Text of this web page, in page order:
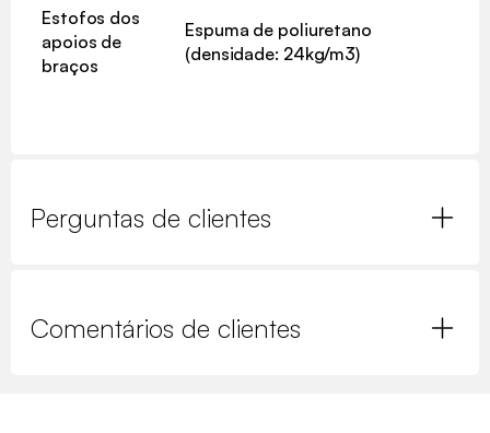
Estofos dos
apoios de
braços
Espuma de poliuretano
(densidade: 24kg/m3)
Perguntas de clientes
Comentários de clientes